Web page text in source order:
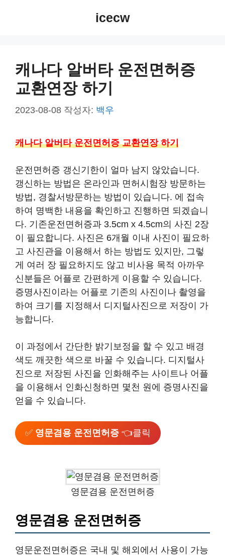
icecw
캐나다 알버타 운전면허증
교환연장 하기
2023-08-08 작성자: 백우
캐나다 알버타 운전면허증 교환연장 하기
운전면허증 갱신기한이 얼마 남지 않았습니다.
갱신하는 방법은 온라인과 면허시험장 방문하는
방법, 경찰서방문하는 방법이 있습니다. 에 접속
하여 명백한 내용을 확인하고 진행하면 되겠습니
다. 기존운전면허증과 3.5cm x 4.5cm의 사진 2장
이 필요합니다. 사진은 6개월 이내 사진이 필요하
고 사진관을 이용해서 하는 방법도 있지만, 그렇
게 여러 장 필요하지도 않고 비사용 목적 아까우
신분들은 어플로 간편하게 이용할 수 있습니다.
증명사진이라는 어플로 기존의 사진이나 촬영을
하여 크기를 지정해서 디지털사진으로 저장이 가
능합니다.
이 과정에서 간단한 밝기보정을 할 수 있고 배경
색도 깨끗한 색으로 바꿀 수 있습니다. 디지털사
진으로 저장된 사진을 인화해주는 사이트나 어플
을 이용해서 인화신청하면 몇천 원에 증명사진을
얻을 수 있습니다.
✅ 영문겸용 운전면허증 👈클릭
영문겸용 운전면허증
영문겸용 운전면허증
영문운전면허증은 국내 및 해외에서 사용이 가능